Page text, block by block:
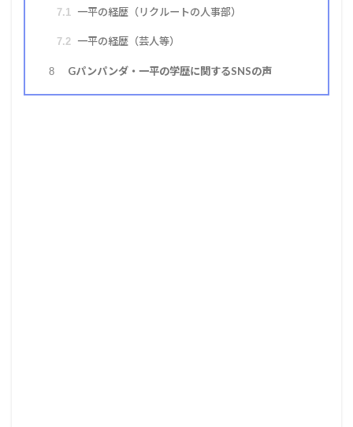
7.1 一平の経歴（リクルートの人事部）
7.2 一平の経歴（芸人等）
8 Gパンパンダ・一平の学歴に関するSNSの声